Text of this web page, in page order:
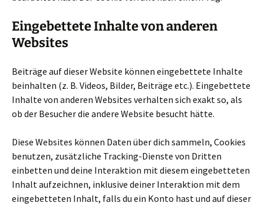
Eingebettete Inhalte von anderen
Websites
Beiträge auf dieser Website können eingebettete Inhalte
beinhalten (z. B. Videos, Bilder, Beiträge etc.). Eingebettete
Inhalte von anderen Websites verhalten sich exakt so, als
ob der Besucher die andere Website besucht hätte.
Diese Websites können Daten über dich sammeln, Cookies
benutzen, zusätzliche Tracking-Dienste von Dritten
einbetten und deine Interaktion mit diesem eingebetteten
Inhalt aufzeichnen, inklusive deiner Interaktion mit dem
eingebetteten Inhalt, falls du ein Konto hast und auf dieser